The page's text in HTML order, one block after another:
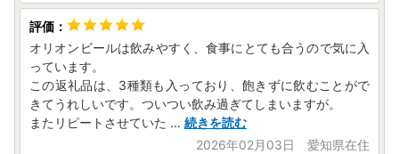
オリオンビールは飲みやすく、食事にとても合うので気に入
っています。
この返礼品は、3種類も入っており、飽きずに飲むことがで
きてうれしいです。ついつい飲み過ぎてしまいますが。
またリピートさせていた ... 続きを読む
2026年02月03日 愛知県在住